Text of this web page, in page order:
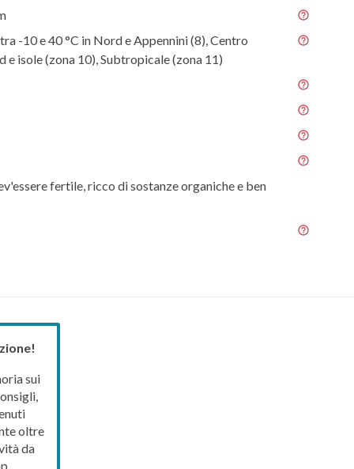
-10 e 40 °C in Nord e Appennini (8), Centro
e isole (zona 10), Subtropicale (zona 11)
fertile, ricco di sostanze organiche e ben
sui
oltre
da